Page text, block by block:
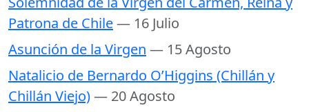
Patrona de Chile— 16 Julio
Asunción de la Virgen — 15 Agosto
Natalicio de Bernardo O’Higgins (Chillán y
Chillán Viejo)— 20 Agosto